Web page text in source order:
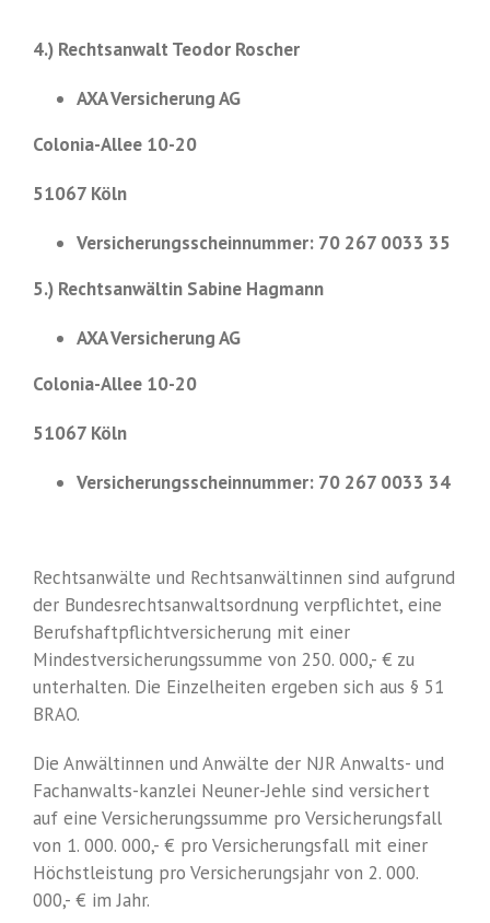
4.) Rechtsanwalt Teodor Roscher
AXA Versicherung AG
Colonia-Allee 10-20
51067 Köln
Versicherungsscheinnummer: 70 267 0033 35
5.) Rechtsanwältin Sabine Hagmann
AXA Versicherung AG
Colonia-Allee 10-20
51067 Köln
Versicherungsscheinnummer: 70 267 0033 34
Rechtsanwälte und Rechtsanwältinnen sind aufgrund
der Bundesrechtsanwaltsordnung verpflichtet, eine
Berufshaftpflichtversicherung mit einer
Mindestversicherungssumme von 250. 000,- € zu
unterhalten. Die Einzelheiten ergeben sich aus § 51
BRAO.
Die Anwältinnen und Anwälte der NJR Anwalts- und
Fachanwalts-kanzlei Neuner-Jehle sind versichert
auf eine Versicherungssumme pro Versicherungsfall
von 1. 000. 000,- € pro Versicherungsfall mit einer
Höchstleistung pro Versicherungsjahr von 2. 000.
000,- € im Jahr.